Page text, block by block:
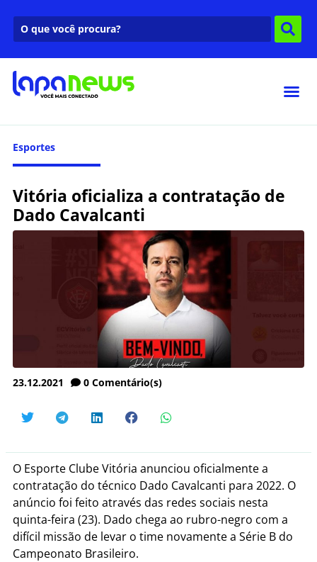
Esportes
Vitória oficializa a contratação de
Dado Cavalcanti
23.12.2021 0 Comentário(s)
O Esporte Clube Vitória anunciou oficialmente a
contratação do técnico Dado Cavalcanti para 2022. O
anúncio foi feito através das redes sociais nesta
quinta-feira (23). Dado chega ao rubro-negro com a
difícil missão de levar o time novamente a Série B do
Campeonato Brasileiro.